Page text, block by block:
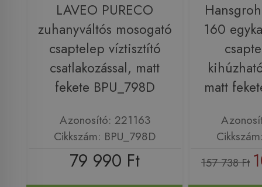
LAVEO PURECO
zuhanyváltós mosogató
csaptelep víztisztító
csatlakozással, matt
fekete BPU_798D
Azonosító: 221163
Cikkszám: BPU_798D
79 990 Ft
160
matt
157 738 Ft